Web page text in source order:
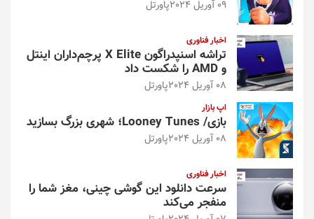
09 آوریل 2024 پاورتل
اخبار فناوری
تراشه اسنپدراگون X Elite پرچم‌داران اینتل
و AMD را شکست داد
08 آوریل 2024 پاورتل
اپ بازار
بازی/ Looney Tunes؛ شهری بزرگ بسازید
08 آوریل 2024 پاورتل
اخبار فناوری
سرعت دانلود این گوشی چینی، مغز شما را
منفجر می‌کند